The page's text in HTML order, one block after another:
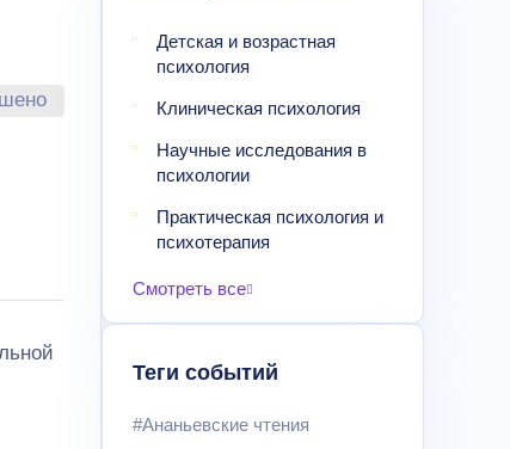
Детская и возрастная
психология
Клиническая психология
Научные исследования в
психологии
Практическая психология и
психотерапия
Смотреть все
Теги событий
#Ананьевские чтения